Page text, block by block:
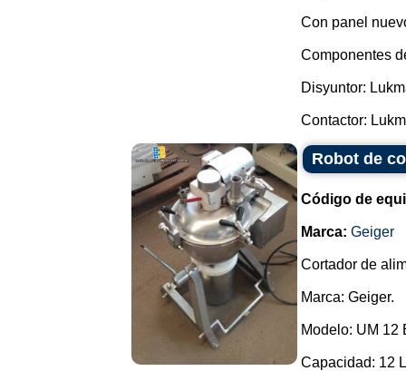
Con panel
Componentes
Disyuntor:
Contactor:
Robot de
Código de
Marca: Geiger
Cortador de
Marca: Geiger.
Modelo: UM 12
Capacidad: 12